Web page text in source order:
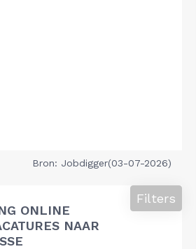
Bron: Jobdigger(03-07-2026)
ONLINE
NAAR
Filters